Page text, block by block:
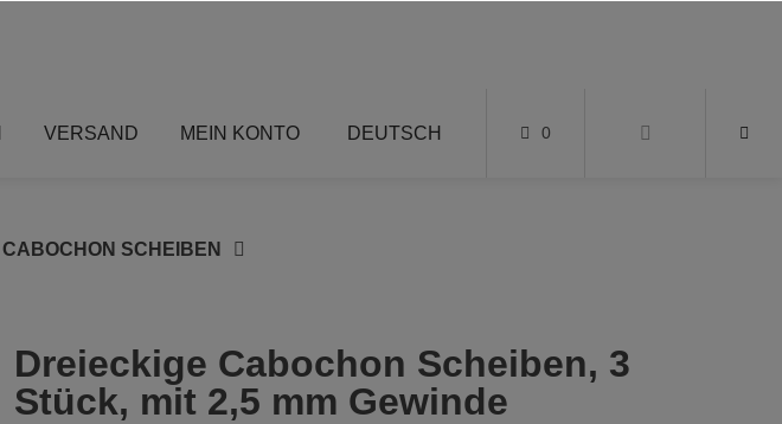
VERSAND MEIN KONTO DEUTSCH 0
CABOCHON SCHEIBEN
Dreieckige Cabochon Scheiben, 3
Stück, mit 2,5 mm Gewinde